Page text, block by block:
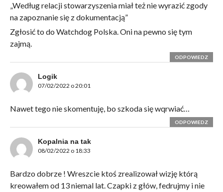
„Według relacji stowarzyszenia miał też nie wyrazić zgody
na zapoznanie się z dokumentacją”
Zgłosić to do Watchdog Polska. Oni na pewno się tym
zajmą.
ODPOWIEDZ
Logik
07/02/2022 o 20:01
Nawet tego nie skomentuję, bo szkoda się wqrwiać…
ODPOWIEDZ
Kopalnia na tak
08/02/2022 o 18:33
Bardzo dobrze ! Wreszcie ktoś zrealizował wizję którą
kreowałem od 13 niemal lat. Czapki z głów, fedrujmy i nie